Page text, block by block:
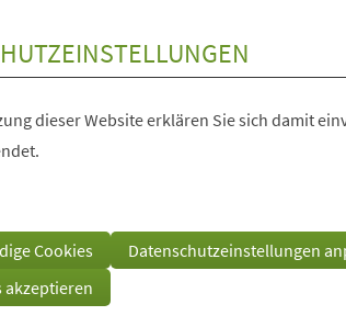
dieser Website erklären Sie sich damit
Cookies
Datenschutzeinstellungen
akzeptieren